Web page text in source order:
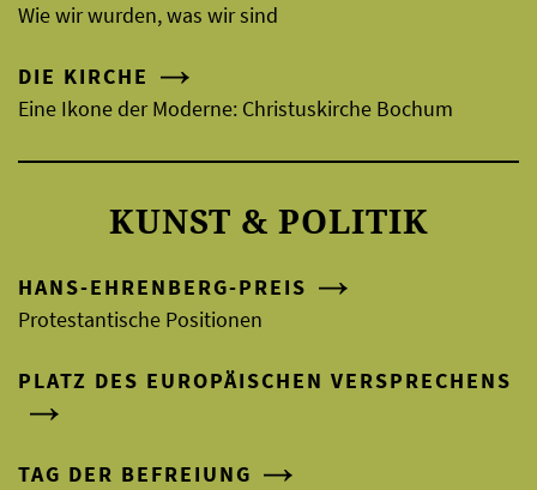
Wie wir wurden, was wir sind
DIE KIRCHE
Eine Ikone der Moderne: Christuskirche Bochum
KUNST & POLITIK
HANS-EHRENBERG-PREIS
Protestantische Positionen
PLATZ DES EUROPÄISCHEN VERSPRECHENS
TAG DER BEFREIUNG